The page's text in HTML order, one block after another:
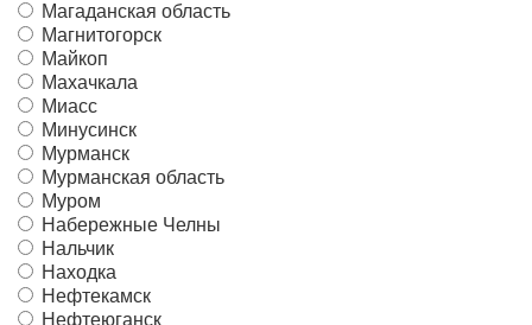
Магаданская область
Магнитогорск
Майкоп
Махачкала
Миасс
Минусинск
Мурманск
Мурманская область
Муром
Набережные Челны
Нальчик
Находка
Нефтекамск
Нефтеюганск